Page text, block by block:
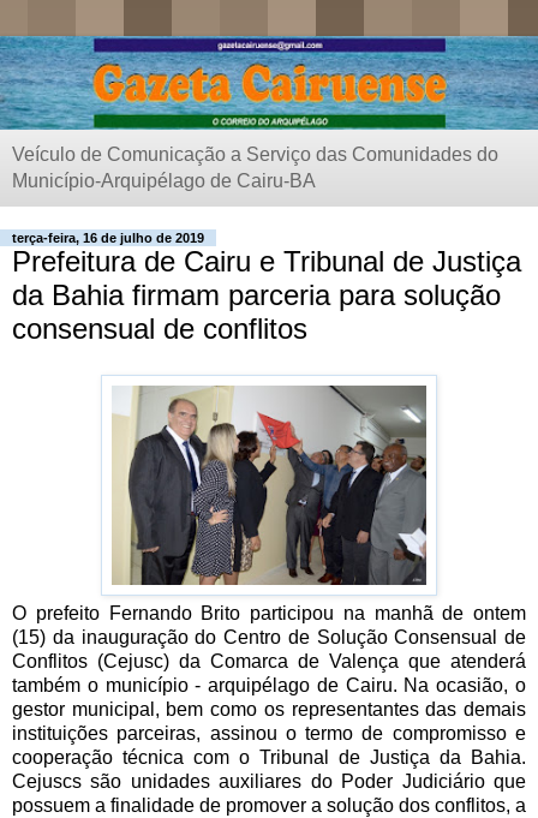
Veículo de Comunicação a Serviço das Comunidades do
Município-Arquipélago de Cairu-BA
terça-feira, 16 de julho de 2019
Prefeitura de Cairu e Tribunal de Justiça
da Bahia firmam parceria para solução
consensual de conflitos
O prefeito Fernando Brito participou na manhã de ontem
(15) da inauguração do Centro de Solução Consensual de
Conflitos (Cejusc) da Comarca de Valença que atenderá
também o município - arquipélago de Cairu. Na ocasião, o
gestor municipal, bem como os representantes das demais
instituições parceiras, assinou o termo de compromisso e
cooperação técnica com o Tribunal de Justiça da Bahia.
Cejuscs são unidades auxiliares do Poder Judiciário que
possuem a finalidade de promover a solução dos conflitos, a